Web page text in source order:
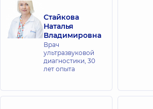
Стайкова
Наталья
Владимировна
Врач
ультразвуковой
диагностики, 30
лет опыта